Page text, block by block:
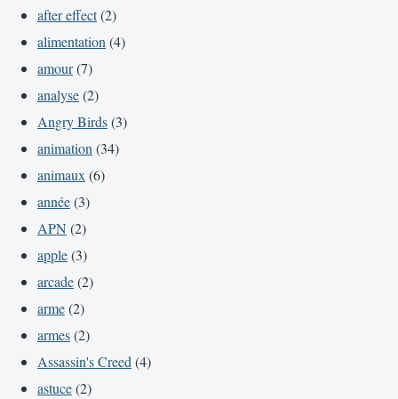
after effect(2)
alimentation (4)
amour(7)
analyse(2)
Angry Birds(3)
animation (34)
animaux (6)
année(3)
APN (2)
apple(3)
arcade(2)
arme(2)
armes(2)
Assassin's Creed (4)
astuce(2)